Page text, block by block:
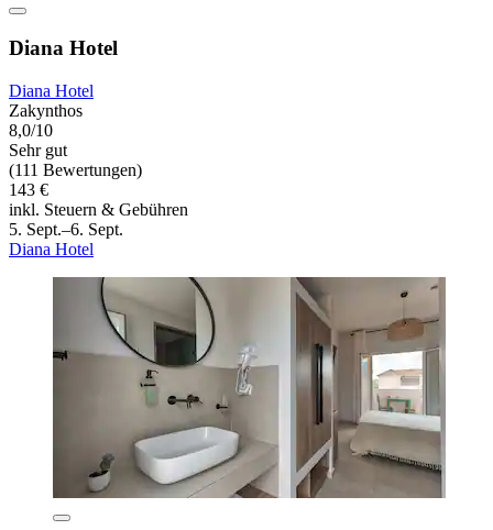
Diana Hotel
Diana Hotel
Zakynthos
8,0/10
Sehr gut
(111 Bewertungen)
143 €
inkl. Steuern & Gebühren
5. Sept.–6. Sept.
Diana Hotel